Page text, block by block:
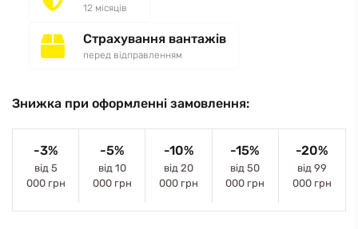
12 місяців
Страхування вантажів
перед відправленням
Знижка при оформленні замовлення:
-3%
від 5
000 грн
-5%
від 10
000 грн
-10%
від 20
000 грн
-15%
від 50
000 грн
-20%
від 99
000 грн